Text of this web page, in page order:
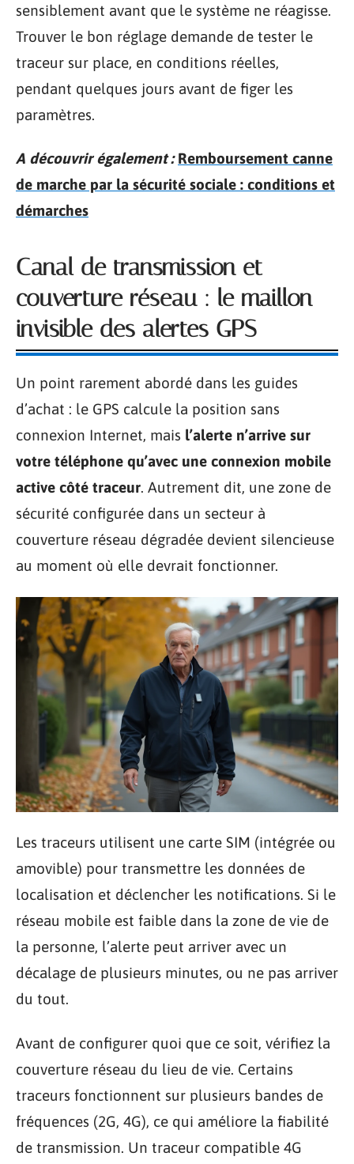
sensiblement avant que le système ne réagisse.
Trouver le bon réglage demande de tester le
traceur sur place, en conditions réelles,
pendant quelques jours avant de figer les
paramètres.
A découvrir également : Remboursement canne
de marche par la sécurité sociale : conditions et
démarches
Canal de transmission et
couverture réseau : le maillon
invisible des alertes GPS
Un point rarement abordé dans les guides
d’achat : le GPS calcule la position sans
connexion Internet, mais l’alerte n’arrive sur
votre téléphone qu’avec une connexion mobile
active côté traceur. Autrement dit, une zone de
sécurité configurée dans un secteur à
couverture réseau dégradée devient silencieuse
au moment où elle devrait fonctionner.
Les traceurs utilisent une carte SIM (intégrée ou
amovible) pour transmettre les données de
localisation et déclencher les notifications. Si le
réseau mobile est faible dans la zone de vie de
la personne, l’alerte peut arriver avec un
décalage de plusieurs minutes, ou ne pas arriver
du tout.
Avant de configurer quoi que ce soit, vérifiez la
couverture réseau du lieu de vie. Certains
traceurs fonctionnent sur plusieurs bandes de
fréquences (2G, 4G), ce qui améliore la fiabilité
de transmission. Un traceur compatible 4G